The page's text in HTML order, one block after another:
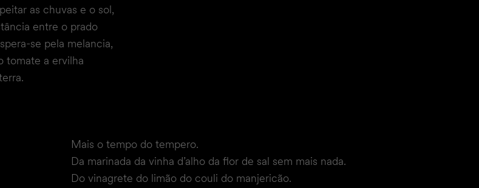
as chuvas e o sol,
entre o prado
se pela melancia,
tomate a ervilha
Mais o tempo do tempero.
Da marinada da vinha d’alho da flor de sal sem mais nada.
Do vinagrete do limão do couli do manjericão.